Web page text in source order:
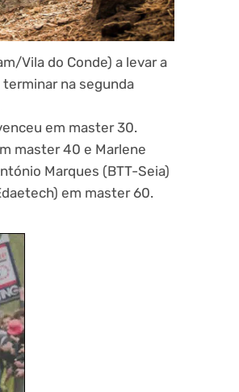
Vila do Conde) a levar a
terminar na segunda
em master 30.
master 40 e Marlene
Marques (BTT-Seia)
em master 60.